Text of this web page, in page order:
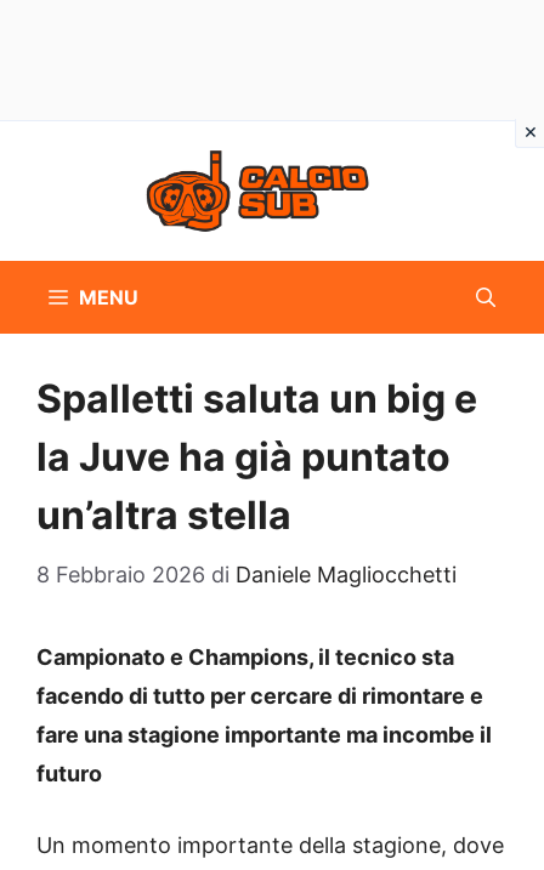
MENU
Spalletti saluta un big e
la Juve ha già puntato
un’altra stella
8 Febbraio 2026 di Daniele Magliocchetti
Campionato e Champions, il tecnico sta
facendo di tutto per cercare di rimontare e
fare una stagione importante ma incombe il
futuro
Un momento importante della stagione, dove